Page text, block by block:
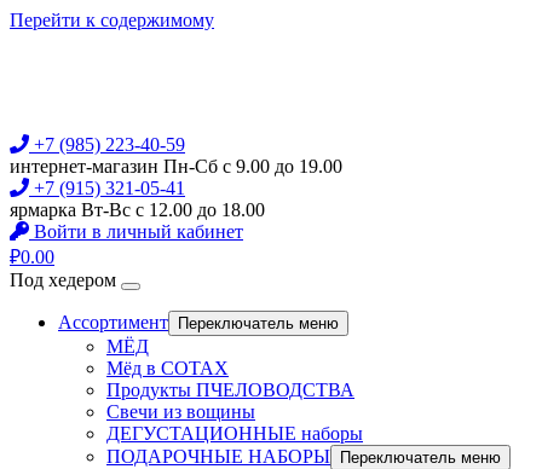
Перейти к содержимому
+7 (985) 223-40-59
интернет-магазин Пн-Сб с 9.00 до 19.00
+7 (915) 321-05-41
ярмарка Вт-Вс с 12.00 до 18.00
Войти в личный кабинет
₽0.00
Под хедером
Ассортимент Переключатель меню
МЁД
Мёд в СОТАХ
Продукты ПЧЕЛОВОДСТВА
Свечи из вощины
ДЕГУСТАЦИОННЫЕ наборы
ПОДАРОЧНЫЕ НАБОРЫ
Переключатель меню